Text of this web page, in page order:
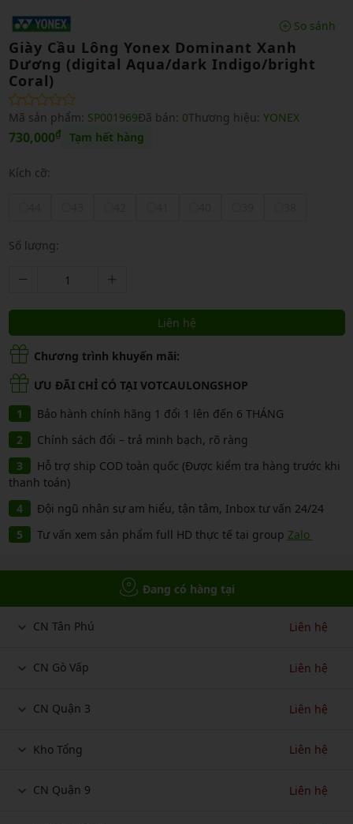
So sánh
Giày Cầu Lông Yonex Dominant Xanh
Dương (digital Aqua/dark Indigo/bright
Coral)
Mã sản phẩm: SP001969Đã bán: 0Thương hiệu: YONEX
730,000₫ Tạm hết hàng
Kích cỡ:
Số lượng:
Liên hệ
Chương trình khuyến mãi:
ƯU ĐÃI CHỈ CÓ TẠI VOTCAULONGSHOP
Bảo hành chính hãng 1 đổi 1 lên đến 6 THÁNG
Chính sách đổi – trả minh bạch, rõ ràng
Hỗ trợ ship COD toàn quốc (Được kiểm tra hàng trước khi
thanh toán)
Đội ngũ nhân sự am hiểu, tận tâm, Inbox tư vấn 24/24
Tư vấn xem sản phẩm full HD thực tế tại group Zalo
Đang có hàng tại
CN Tân Phú Liên hệ
CN Gò Vấp Liên hệ
CN Quận 3 Liên hệ
Kho Tổng Liên hệ
CN Quận 9 Liên hệ